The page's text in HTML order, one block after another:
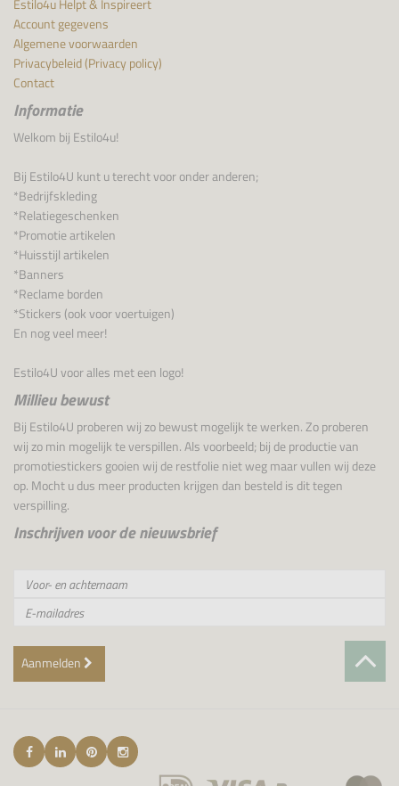
Estilo4u Helpt & Inspireert
Account gegevens
Algemene voorwaarden
Privacybeleid (Privacy policy)
Contact
Informatie
Welkom bij Estilo4u!
Bij Estilo4U kunt u terecht voor onder anderen;
*Bedrijfskleding
*Relatiegeschenken
*Promotie artikelen
*Huisstijl artikelen
*Banners
*Reclame borden
*Stickers (ook voor voertuigen)
En nog veel meer!
Estilo4U voor alles met een logo!
Millieu bewust
Bij Estilo4U proberen wij zo bewust mogelijk te werken. Zo proberen
wij zo min mogelijk te verspillen. Als voorbeeld; bij de productie van
promotiestickers gooien wij de restfolie niet weg maar vullen wij deze
op. Mocht u dus meer producten krijgen dan besteld is dit tegen
verspilling.
Inschrijven voor de nieuwsbrief
Aanmelden